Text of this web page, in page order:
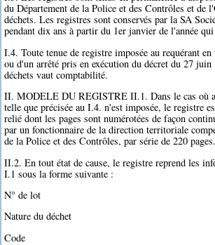
du Département de la Police et des Contrôles et de
déchets. Les registres sont conservés par la SA
pendant dix ans à partir du 1er janvier de l'année
I.4. Toute tenue de registre imposée au requérant
ou d'un arrêté pris en exécution du décret du 27
déchets vaut comptabilité.
II. MODELE DU REGISTRE II.1. Dans le cas où
telle que précisée au I.4. n'est imposée, le registre
relié dont les pages sont numérotées de façon
par un fonctionnaire de la direction territoriale
de la Police et des Contrôles, par série de 220 pages.
II.2. En tout état de cause, le registre reprend les
I.1 sous la forme suivante :
N° de lot
Nature du déchet
Code